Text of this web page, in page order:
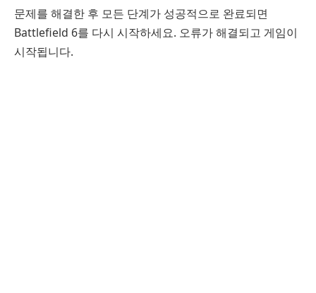
문제를 해결한 후 모든 단계가 성공적으로 완료되면
Battlefield 6를 다시 시작하세요. 오류가 해결되고 게임이
시작됩니다.